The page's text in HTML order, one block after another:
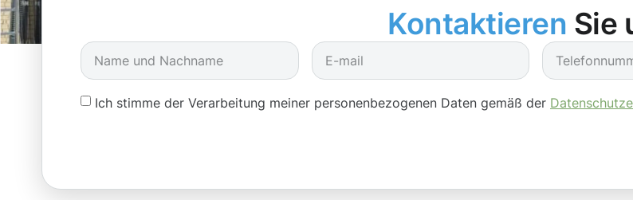
Kontaktieren Sie
Ich stimme der Verarbeitung meiner personenbezogenen Daten gemäß der